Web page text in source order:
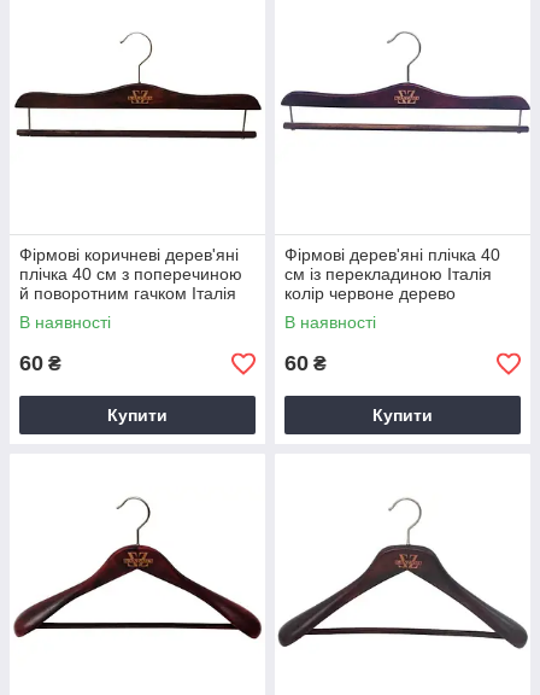
Фірмові коричневі дерев'яні
плічка 40 см з поперечиною
й поворотним гачком Італія
В наявності
60 ₴
Купити
Фірмові дерев'яні плічка 40
см із перекладиною Італія
колір червоне дерево
В наявності
60 ₴
Купити